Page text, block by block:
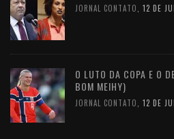
JORNAL CONTATO, 12 DE
O LUTO DA COPA E O
BOM MEIHY)
JORNAL CONTATO, 12 DE